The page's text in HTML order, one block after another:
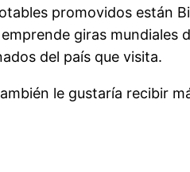
promovidos están
giras
del país que visita.
le gustaría recibir